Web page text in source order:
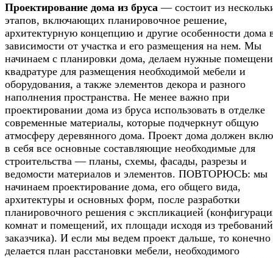
Проектирование дома из бруса — состоит из
этапов, включающих планировочное решение,
архитектурную концепцию и другие особенности дома
зависимости от участка и его размещения на нем. Мы
начинаем с планировки дома, делаем нужные
квадратуре для размещения необходимой мебели и
оборудования, а также элементов декора и разного
наполнения пространства. Не менее важно при
проектировании дома из бруса использовать в отделке
современные материалы, которые подчеркнут общую
атмосферу деревянного дома. Проект дома должен
в себя все основные составляющие необходимые для
строительства — планы, схемы, фасады, разрезы и
ведомости материалов и элементов. ПОВТОРЮСЬ: мы
начинаем проектирование дома, его общего вида,
архитектуры и основных форм, после разработки
планировочного решения с экспликацией
комнат и помещений, их площади исходя из требований
заказчика). И если мы ведем проект дальше, то конечно
делается план расстановки мебели, необходимого